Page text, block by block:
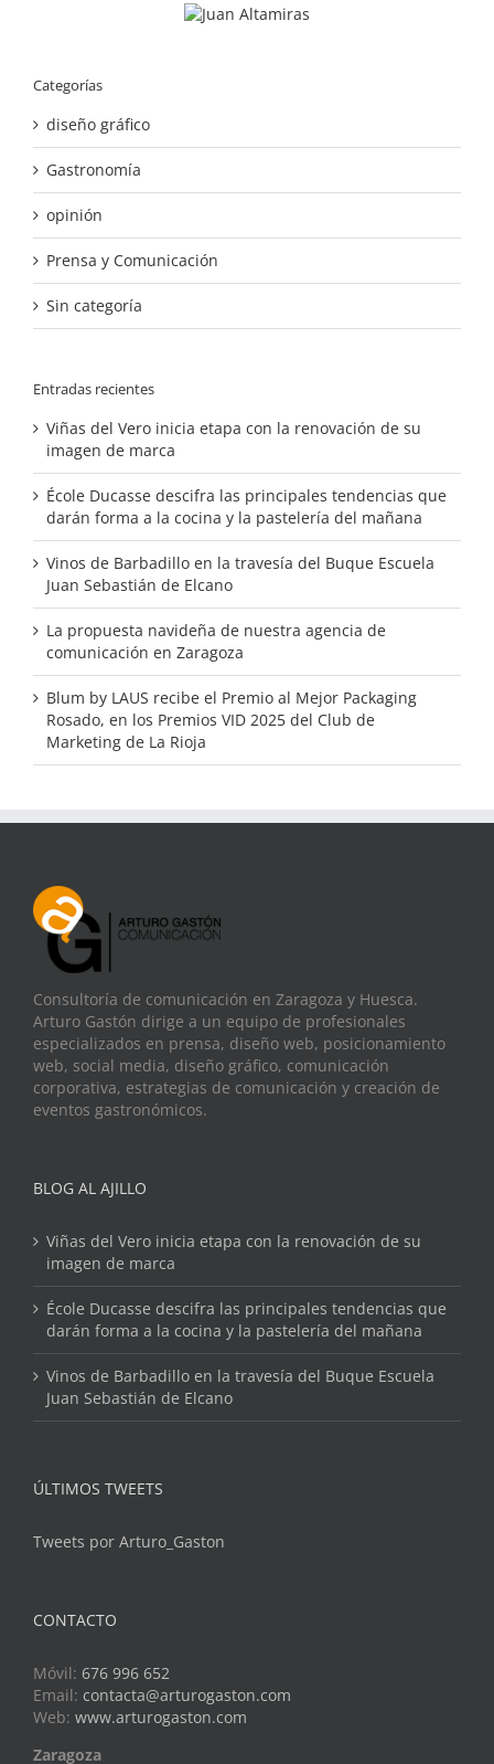
Categorías
diseño gráfico
Gastronomía
opinión
Prensa y Comunicación
Sin categoría
Entradas recientes
Viñas del Vero inicia etapa con la renovación de su
imagen de marca
École Ducasse descifra las principales tendencias que
darán forma a la cocina y la pastelería del mañana
Vinos de Barbadillo en la travesía del Buque Escuela
Juan Sebastián de Elcano
La propuesta navideña de nuestra agencia de
comunicación en Zaragoza
Blum by LAUS recibe el Premio al Mejor Packaging
Rosado, en los Premios VID 2025 del Club de
Marketing de La Rioja
Consultoría de comunicación en Zaragoza y Huesca.
Arturo Gastón dirige a un equipo de profesionales
especializados en prensa, diseño web, posicionamiento
web, social media, diseño gráfico, comunicación
corporativa, estrategias de comunicación y creación de
eventos gastronómicos.
BLOG AL AJILLO
Viñas del Vero inicia etapa con la renovación de su
imagen de marca
École Ducasse descifra las principales tendencias que
darán forma a la cocina y la pastelería del mañana
Vinos de Barbadillo en la travesía del Buque Escuela
Juan Sebastián de Elcano
ÚLTIMOS TWEETS
Tweets por Arturo_Gaston
CONTACTO
Móvil: 676 996 652
Email: contacta@arturogaston.com
Web: www.arturogaston.com
Zaragoza